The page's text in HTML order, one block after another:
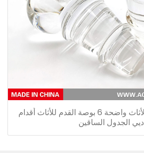
القرع شكل أقدام الأثاث واضحة 6 بوصة القدم للأثاث أقدام
ديي الجدول الساقين